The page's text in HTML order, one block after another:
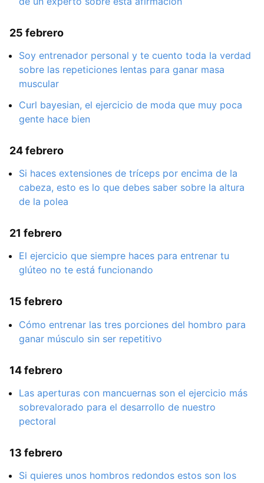
25 febrero
Soy entrenador personal y te cuento toda la verdad
sobre las repeticiones lentas para ganar masa
muscular
Curl bayesian, el ejercicio de moda que muy poca
gente hace bien
24 febrero
Si haces extensiones de tríceps por encima de la
cabeza, esto es lo que debes saber sobre la altura
de la polea
21 febrero
El ejercicio que siempre haces para entrenar tu
glúteo no te está funcionando
15 febrero
Cómo entrenar las tres porciones del hombro para
ganar músculo sin ser repetitivo
14 febrero
Las aperturas con mancuernas son el ejercicio más
sobrevalorado para el desarrollo de nuestro
pectoral
13 febrero
Si quieres unos hombros redondos estos son los